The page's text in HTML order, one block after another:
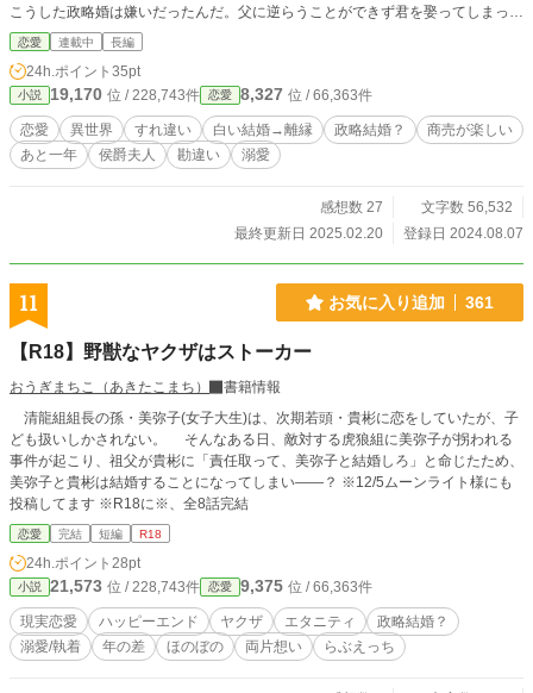
こうした政略婚は嫌いだったんだ。父に逆らうことができず君を娶ってしまった
ことは本当に後悔している。だからさ、一年後には離婚をして、第二の人生をち
ゃんと歩んでいくべきだと思うんだよ。お互いにね」 「わかりました……」
「私は君を解放してあげたいんだ。君が幸せになるために」 そうおっしゃるジ
ュリウスに、逆らうこともできず受け入れるマリエルだったけれど……。 勘違
い、すれ違いな夫婦の恋。 前半はヒロイン、中盤はヒーロー視点でお贈りしま
す。 四万字ほどの中編。お楽しみいただけたらうれしいです。 ※本編はマリエ
ルの感情がメインだったこともあってマリエル一人称をベースにジュリウス視点
恋愛 連載中 長編
24h.ポイント 35pt
小説 19,170 位 / 228,743件 恋愛 8,327 位 / 66,363件
恋愛 異世界 すれ違い 白い結婚→離縁 政略結婚？
商売が楽しい
あと一年
侯爵夫人 勘違い 溺愛
感想数 27
文字数 56,532
最終更新日 2025.02.20
登録日 2024.08.07
11 お気に入り追加 361
【R18】野獣なヤクザはストーカー
おうぎまちこ（あきたこまち）
書籍情報
清龍組組長の孫・美弥子(女子大生)は、次期若頭・貴彬に恋をしていたが、子
ども扱いしかされない。 そんなある日、敵対する虎狼組に美弥子が拐われる
事件が起こり、祖父が貴彬に「責任取って、美弥子と結婚しろ」と命じたため、
美弥子と貴彬は結婚することになってしまい――？ ※12/5ムーンライト様にも
投稿してます ※R18に※、全8話完結
恋愛 完結 短編 R18
24h.ポイント 28pt
小説 21,573 位 / 228,743件 恋愛 9,375 位 / 66,363件
現実恋愛 ハッピーエンド ヤクザ エタニティ
政略結婚？
溺愛/執着
年の差 ほのぼの 両片想い らぶえっち